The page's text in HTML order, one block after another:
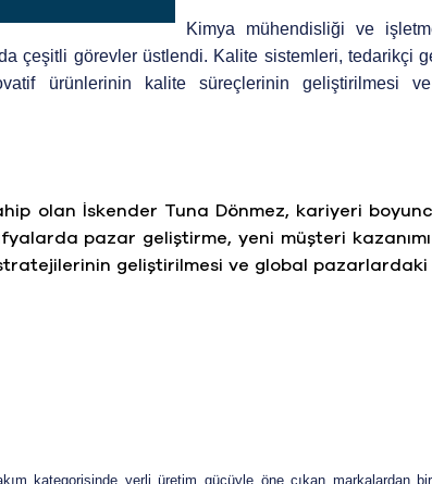
Kimya mühendisliği ve
çeşitli görevler üstlendi. Kalite sistemleri, tedarikçi
ürünlerinin kalite süreçlerinin geliştirilmesi ve
olan İskender Tuna Dönmez, kariyeri
pazar geliştirme, yeni müşteri
geliştirilmesi ve global
kategorisinde yerli üretim gücüyle öne çıkan markalardan